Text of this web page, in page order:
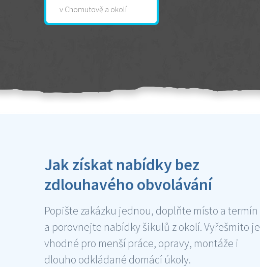
v Chomutově a okolí
Jak získat nabídky bez
zdlouhavého obvolávání
Popište zakázku jednou, doplňte místo a termín
a porovnejte nabídky šikulů z okolí. Vyřešmito je
vhodné pro menší práce, opravy, montáže i
dlouho odkládané domácí úkoly.